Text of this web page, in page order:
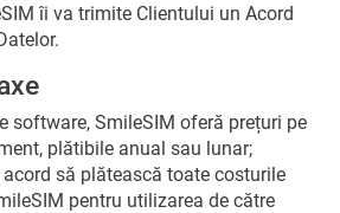
îi va trimite Clientului un Acord
software, SmileSIM oferă prețuri pe
plătibile anual sau lunar;
acord să plătească toate costurile
pentru utilizarea de către